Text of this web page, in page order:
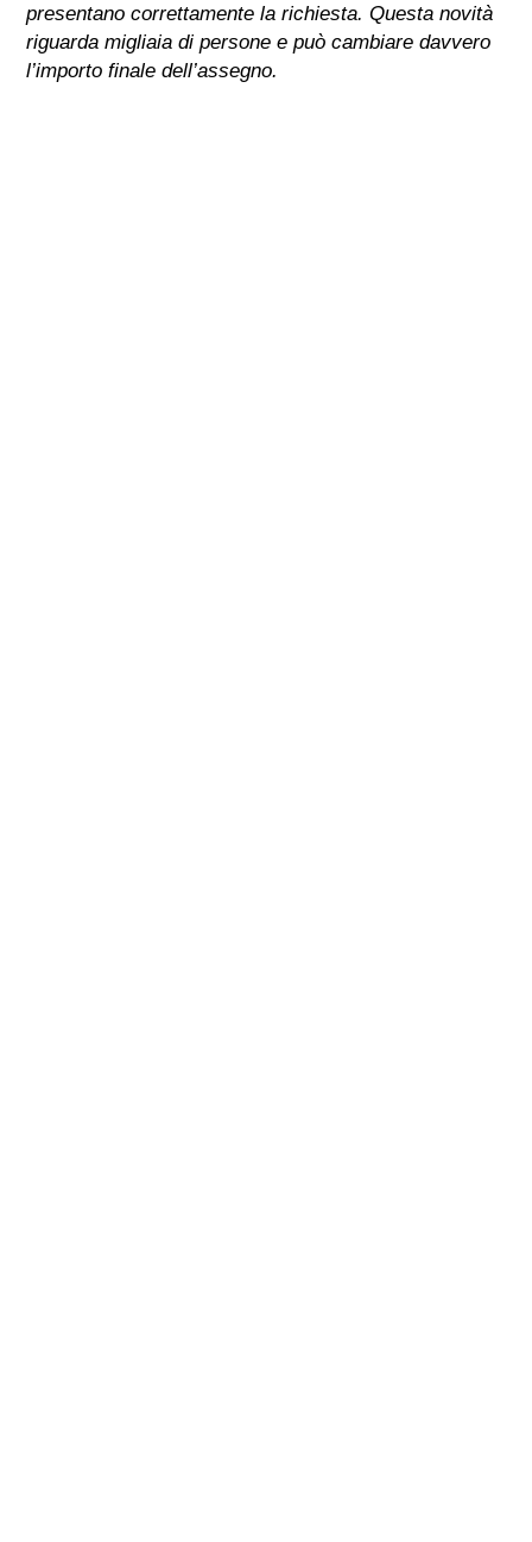
presentano correttamente la richiesta. Questa novità
riguarda migliaia di persone e può cambiare davvero
l’importo finale dell’assegno.